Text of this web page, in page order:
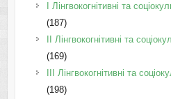
I Лінгвокогнітивні та
(187)
IІ Лінгвокогнітивні та
(169)
IІI Лінгвокогнітивні та
(198)